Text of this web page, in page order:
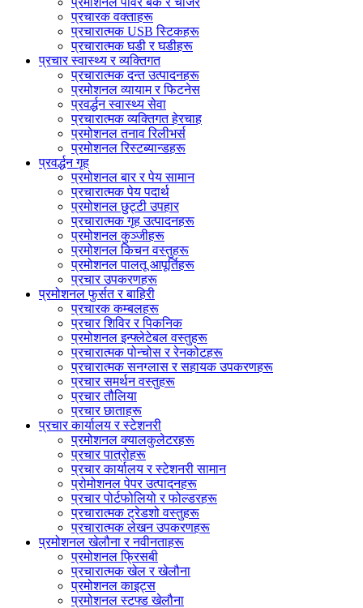
प्रचारक वक्ताहरू
प्रचारात्मक USB स्टिकहरू
प्रचारात्मक घडी र घडीहरू
प्रचार स्वास्थ्य र व्यक्तिगत
प्रचारात्मक दन्त उत्पादनहरू
प्रमोशनल व्यायाम र फिटनेस
प्रवर्द्धन स्वास्थ्य सेवा
प्रचारात्मक व्यक्तिगत हेरचाह
प्रमोशनल तनाव रिलीभर्स
प्रमोशनल रिस्टब्यान्डहरू
प्रवर्द्धन गृह
प्रमोशनल बार र पेय सामान
प्रचारात्मक पेय पदार्थ
प्रमोशनल छुट्टी उपहार
प्रचारात्मक गृह उत्पादनहरू
प्रमोशनल कुञ्जीहरू
प्रमोशनल किचन वस्तुहरू
प्रमोशनल पालतू आपूर्तिहरू
प्रचार उपकरणहरू
प्रमोशनल फुर्सत र बाहिरी
प्रचारक कम्बलहरू
प्रचार शिविर र पिकनिक
प्रमोशनल इन्फ्लेटेबल वस्तुहरू
प्रचारात्मक पोन्चोस र रेनकोटहरू
प्रचारात्मक सनग्लास र सहायक उपकरणहरू
प्रचार समर्थन वस्तुहरू
प्रचार तौलिया
प्रचार छाताहरू
प्रचार कार्यालय र स्टेशनरी
प्रमोशनल क्यालकुलेटरहरू
प्रचार पात्रोहरू
प्रचार कार्यालय र स्टेशनरी सामान
प्रोमोशनल पेपर उत्पादनहरू
प्रचार पोर्टफोलियो र फोल्डरहरू
प्रचारात्मक ट्रेडशो वस्तुहरू
प्रचारात्मक लेखन उपकरणहरू
प्रमोशनल खेलौना र नवीनताहरू
प्रमोशनल फ्रिसबी
प्रचारात्मक खेल र खेलौना
प्रमोशनल काइट्स
प्रमोशनल स्टफ्ड खेलौना